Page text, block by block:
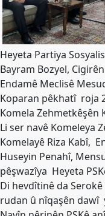
Yardımcıları
Merkez
Yönetim
Kurulu
Kadın
Kolları
Parti
Meclisi
İl
Örgütleri
Gençlik
Kolları
Heyeta Partiya
Bayram Bozyel,
Endamê Meclisê
Koparan pêkhatî roja
Komela
Li ser navê Komeleya
Komelayê Riza Kabî,
Huseyin Penahî,
pêşwazîya Heyeta
Di hevdîtinê da Serokê
rudan û nîqaşên dawî